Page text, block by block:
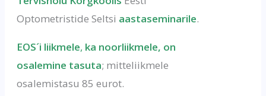
Optometristide Seltsi aastaseminarile.
EOS´i liikmele, ka noorliikmele, on
osalemine tasuta; mitteliikmele
osalemistasu 85 eurot.